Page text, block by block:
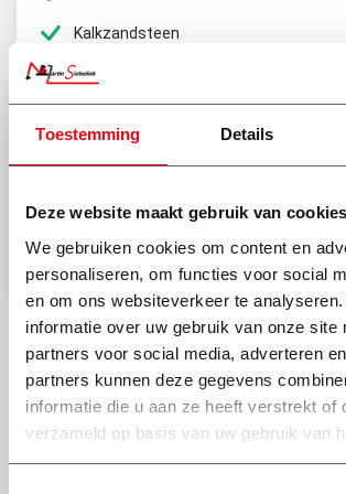
Toestemming Details
Deze website maakt gebruik van cookies
We gebruiken cookies om content en
personaliseren, om functies voor social
en om ons websiteverkeer te
informatie over uw gebruik van onze site
partners voor social media, adverteren
partners kunnen deze gegevens
informatie die u aan ze heeft verstrekt of
verzameld op basis van uw gebruik van
Kalkzandsteen
Stel je vraag aan
Bekijk onze andere type afvalcontainers
Wat onze klanten zeggen